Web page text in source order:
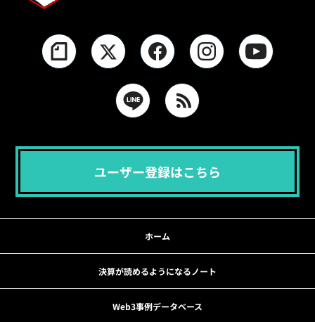
ユーザー登録はこちら
ホーム
決算が読めるようになるノート
Web3事例データベース